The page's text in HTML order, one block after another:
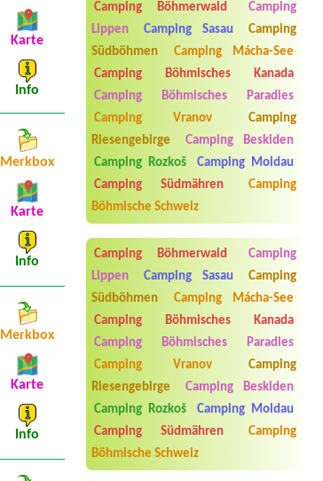
Bílina Kyselka
4L 4 osoby
Termin ab 2026-08-07 |EUROCAMP
BARBORA
1x Wohnwagen Strom
Termin ab 2026-08-08 |
Kemp Obora
Veltrusy
4 (2 dorosłych i 2 dzieci)
Termin ab 2026-07-27 |Autokemp a
celoroční stání Dolní Morava
Camping Böhmerwald
Camping
Lippen
Camping Sasau
Camping
Südböhmen
Camping Mácha-See
Camping Böhmisches Kanada
Camping Böhmisches Paradies
Camping Vranov
Camping
Riesengebirge
Camping Beskiden
Camping Rozkoš
Camping Moldau
Camping Südmähren
Camping
Böhmische Schweiz
Camping Böhmerwald
Camping
Lippen
Camping Sasau
Camping
Südböhmen
Camping Mácha-See
Camping Böhmisches Kanada
Camping Böhmisches Paradies
Camping Vranov
Camping
Riesengebirge
Camping Beskiden
Camping Rozkoš
Camping Moldau
Camping Südmähren
Camping
Böhmische Schweiz
Aneta Melicharová
Byli jsme zde v týdnu od 25.7. do 1.8.
2026. Kemp jako takový je pěkný. V
umývárně i na WC bylo vždy čisto,
doplněný papír i utěrky, což při
množství návštěvníků není
samozřejmost. V kempu je obchod a
restaurace, kebab a další občerstvení.
Karte
Info
Merkbox
Karte
Info
Merkbox
Karte
Info